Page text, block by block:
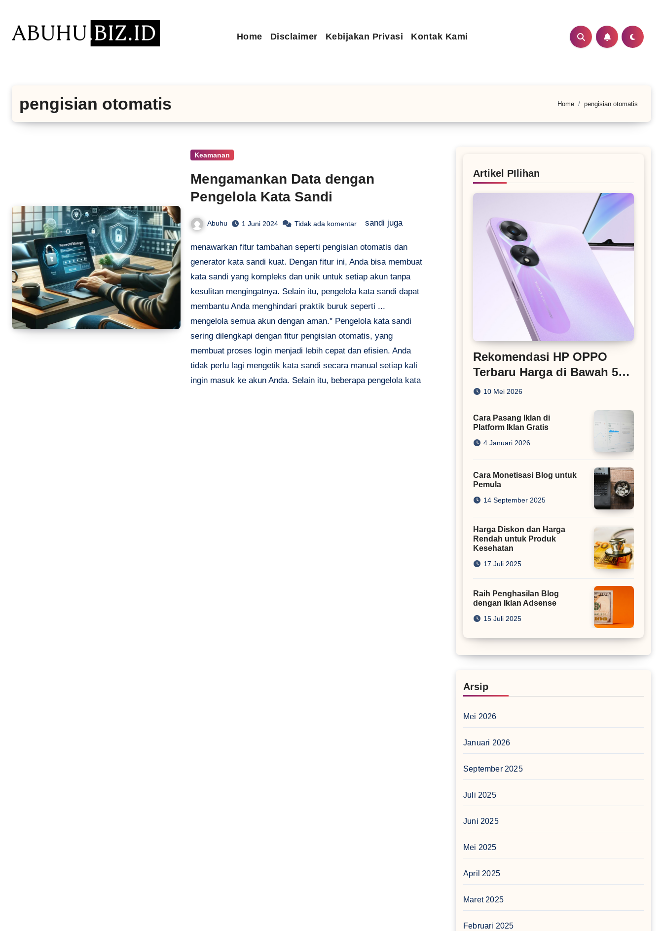
konten
Home Disclaimer Kebijakan Privasi Kontak Kami
pengisian otomatis Home pengisian otomatis
Keamanan
Mengamankan Data dengan
Pengelola Kata Sandi
Abuhu 1 Juni 2024 Tidak ada komentar sandi juga
menawarkan fitur tambahan seperti pengisian otomatis dan
generator kata sandi kuat. Dengan fitur ini, Anda bisa membuat
kata sandi yang kompleks dan unik untuk setiap akun tanpa
kesulitan mengingatnya. Selain itu, pengelola kata sandi dapat
membantu Anda menghindari praktik buruk seperti ...
mengelola semua akun dengan aman." Pengelola kata sandi
sering dilengkapi dengan fitur pengisian otomatis, yang
membuat proses login menjadi lebih cepat dan efisien. Anda
tidak perlu lagi mengetik kata sandi secara manual setiap kali
ingin masuk ke akun Anda. Selain itu, beberapa pengelola kata
Artikel PIlihan
Rekomendasi HP OPPO
Terbaru Harga di Bawah 5
Juta
10 Mei 2026
Cara Pasang Iklan di
Platform Iklan Gratis
4 Januari 2026
Cara Monetisasi Blog untuk
Pemula
14 September 2025
Harga Diskon dan Harga
Rendah untuk Produk
Kesehatan
17 Juli 2025
Raih Penghasilan Blog
dengan Iklan Adsense
15 Juli 2025
Arsip
Mei 2026
Januari 2026
September 2025
Juli 2025
Juni 2025
Mei 2025
April 2025
Maret 2025
Februari 2025